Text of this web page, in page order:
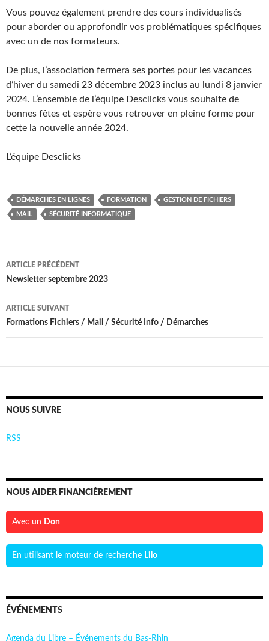
Vous pouvez également prendre des cours individualisés
pour aborder ou approfondir vos problématiques spécifiques
avec un de nos formateurs.
De plus, l’association fermera ses portes pour les vacances
d’hiver du samedi 23 décembre 2023 inclus au lundi 8 janvier
2024. L’ensemble de l’équipe Desclicks vous souhaite de
bonnes fêtes et espère vous retrouver en pleine forme pour
cette la nouvelle année 2024.
L’équipe Desclicks
DÉMARCHES EN LIGNES FORMATION GESTION DE FICHIERS
MAIL SÉCURITÉ INFORMATIQUE
Navigation
des
articles
ARTICLE PRÉCÉDENT
Newsletter septembre 2023
ARTICLE SUIVANT
Formations Fichiers / Mail / Sécurité Info / Démarches
NOUS SUIVRE
RSS
NOUS AIDER FINANCIÈREMENT
Avec un Don
En utilisant le moteur de recherche Lilo
ÉVÉNEMENTS
Agenda du Libre – Événements du Bas-Rhin